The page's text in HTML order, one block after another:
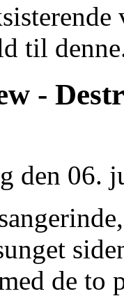
til
-
den 06.
de